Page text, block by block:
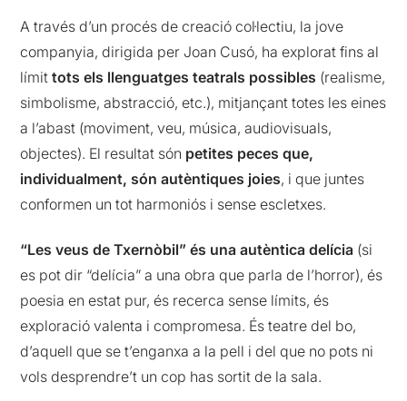
A través d’un procés de creació col·lectiu, la jove
companyia, dirigida per Joan Cusó, ha explorat fins al
límittots els llenguatges teatrals possibles (realisme,
simbolisme, abstracció, etc.), mitjançant totes les eines
a l’abast (moviment, veu, música, audiovisuals,
objectes). El resultat són petites peces que,
individualment, són autèntiques joies, i que juntes
conformen un tot harmoniós i sense escletxes.
“Les veus de Txernòbil” és una autèntica delícia (si
es pot dir “delícia” a una obra que parla de l’horror), és
poesia en estat pur, és recerca sense límits, és
exploració valenta i compromesa. És teatre del bo,
d’aquell que se t’enganxa a la pell i del que no pots ni
vols desprendre’t un cop has sortit de la sala.